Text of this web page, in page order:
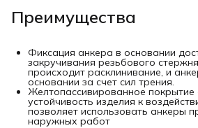
Преимущества
Фиксация анкера в основании
закручивания резьбового
происходит расклинивание, и
основании за счет сил трения.
Желтопассивированное покрытие
устойчивость изделия к
позволяет использовать анкеры
наружных работ